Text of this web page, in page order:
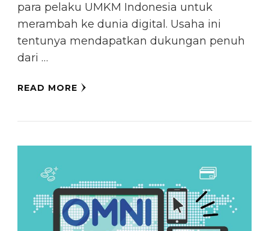
para pelaku UMKM Indonesia untuk
merambah ke dunia digital. Usaha ini
tentunya mendapatkan dukungan penuh
dari …
READ MORE